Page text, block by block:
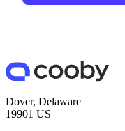
Dover, Delaware
19901 US